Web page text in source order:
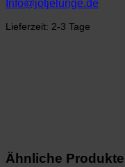
Info@jotjelunge.de
Lieferzeit: 2-3 Tage
Ähnliche Produkte